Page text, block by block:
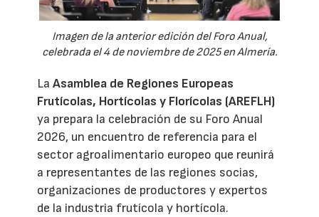
Imagen de la anterior edición del Foro Anual,
celebrada el 4 de noviembre de 2025 en Almería.
LaAsamblea de Regiones Europeas
Frutícolas, Hortícolas y Florícolas (AREFLH)
ya prepara la celebración de su Foro Anual
2026, un encuentro de referencia para el
sector agroalimentario europeo que reunirá
a representantes de las regiones socias,
organizaciones de productores y expertos
de la industria frutícola y hortícola.